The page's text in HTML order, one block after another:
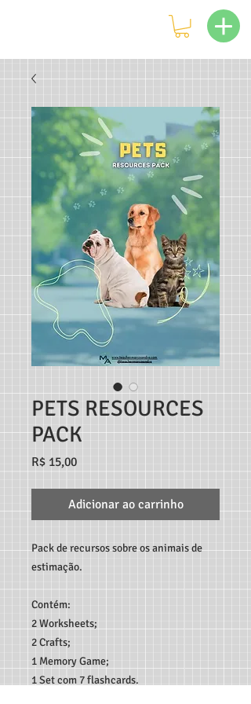
PETS RESOURCES
PACK
R$ 15,00Preço
Adicionar ao carrinho
Pack de recursos sobre os animais de
estimação.
Contém:
2 Worksheets;
2 Crafts;
1 Memory Game;
1 Set com 7 flashcards.